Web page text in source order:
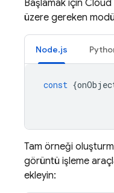
Başlamak için Cloud
üzere gereken
Node.js
const {
Tam örneği
görüntü işleme
ekleyin: